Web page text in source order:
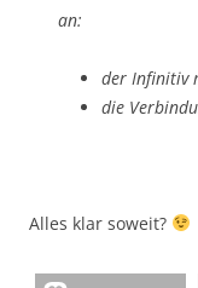
an:
der Infinitiv
die
Alles klar soweit?